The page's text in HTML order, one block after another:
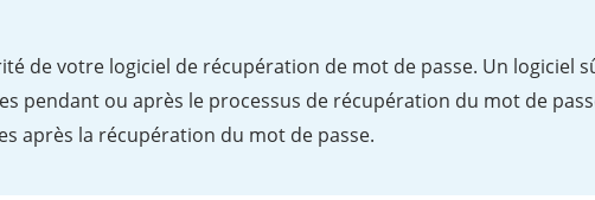
de votre logiciel de récupération de mot de passe. Un logiciel
pendant ou après le processus de récupération du mot de
après la récupération du mot de passe.